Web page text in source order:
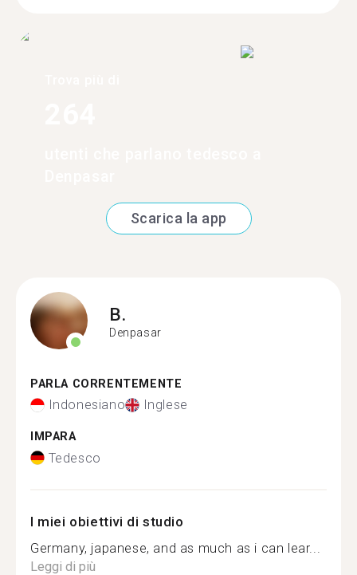
Scarica la app
B.
Denpasar
PARLA CORRENTEMENTE
Indonesiano Inglese
IMPARA
Tedesco
I miei obiettivi di studio
Germany, japanese, and as much as i can lear...
Leggi di più